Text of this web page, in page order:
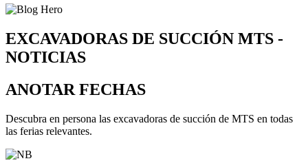
EXCAVADORAS DE SUCCIÓN MTS -
NOTICIAS
ANOTAR FECHAS
Descubra en persona las excavadoras de succión de MTS en todas
las ferias relevantes.